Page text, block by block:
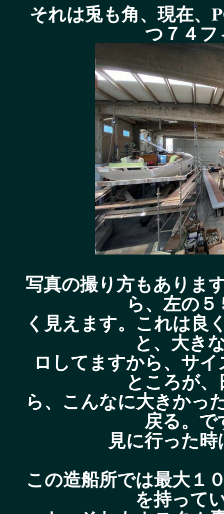
それは兎も角、現在、
つ７４
写真の撮り方もありま
ら、左の
く見えます。これは良
と、大き
ロしてますから、サ
ところが
ら、こんなに大きかっ
戻る。
見に行った
この造船所では最大１
を持って